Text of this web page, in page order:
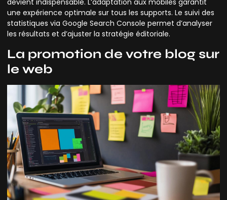
une expérience optimale sur tous les supports. Le suivi des
statistiques via Google Search Console permet d’analyser
les résultats et d’ajuster la stratégie éditoriale.
La promotion de votre blog sur
le web